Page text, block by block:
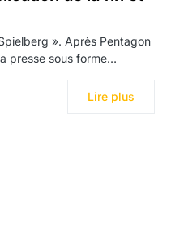
». Après Pentagon
presse sous forme…
Lire plus